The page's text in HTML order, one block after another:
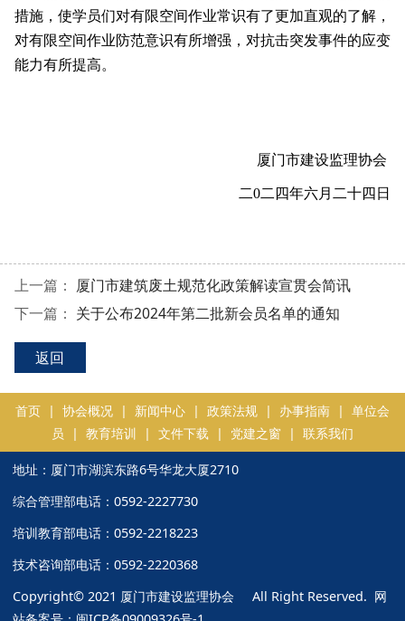
措施，使学员们对有限空间作业常识有了更加直观的了解，
对有限空间作业防范意识有所增强，对抗击突发事件的应变
能力有所提高。
厦门市建设监理协会
二0二四年六月二十四日
上一篇： 厦门市建筑废土规范化政策解读宣贯会简讯
下一篇： 关于公布2024年第二批新会员名单的通知
返回
首页 | 协会概况 | 新闻中心 | 政策法规 | 办事指南 | 单位会
员 | 教育培训 | 文件下载 | 党建之窗 | 联系我们
地址：厦门市湖滨东路6号华龙大厦2710
综合管理部电话：0592-2227730
培训教育部电话：0592-2218223
技术咨询部电话：0592-2220368
Copyright© 2021 厦门市建设监理协会 All Right Reserved. 网